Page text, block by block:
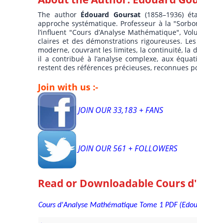
The author Édouard Goursat (1858–1936)
approche systématique. Professeur à la
l’influent "Cours d’Analyse Mathématique",
claires et des démonstrations rigoureuses.
moderne, couvrant les limites, la continuité, la
il a contribué à l’analyse complexe, aux
restent des références précieuses, reconnues
Join with us :-
JOIN OUR 33,183 + FANS
JOIN OUR 561 + FOLLOWERS
Read or Downloadable Cours
Cours d'Analyse Mathématique Tome 1 PDF